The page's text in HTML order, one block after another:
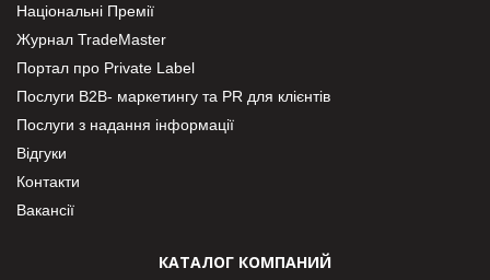
Національні Премії
Журнал TradeMaster
Портал про Private Label
Послуги В2В- маркетингу та PR для клієнтів
Послуги з надання інформації
Відгуки
Контакти
Вакансії
КАТАЛОГ КОМПАНИЙ